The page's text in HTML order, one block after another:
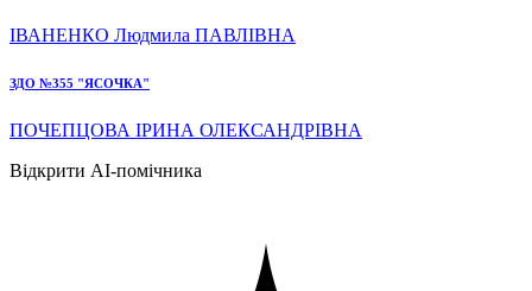
ІВАНЕНКО Людмила ПАВЛІВНА
ЗДО №355 "ЯСОЧКА"
ПОЧЕПЦОВА ІРИНА ОЛЕКСАНДРІВНА
Відкрити AI-помічника